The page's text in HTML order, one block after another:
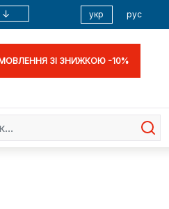
↓ укр рус
ЗІ ЗНИЖКОЮ -10%